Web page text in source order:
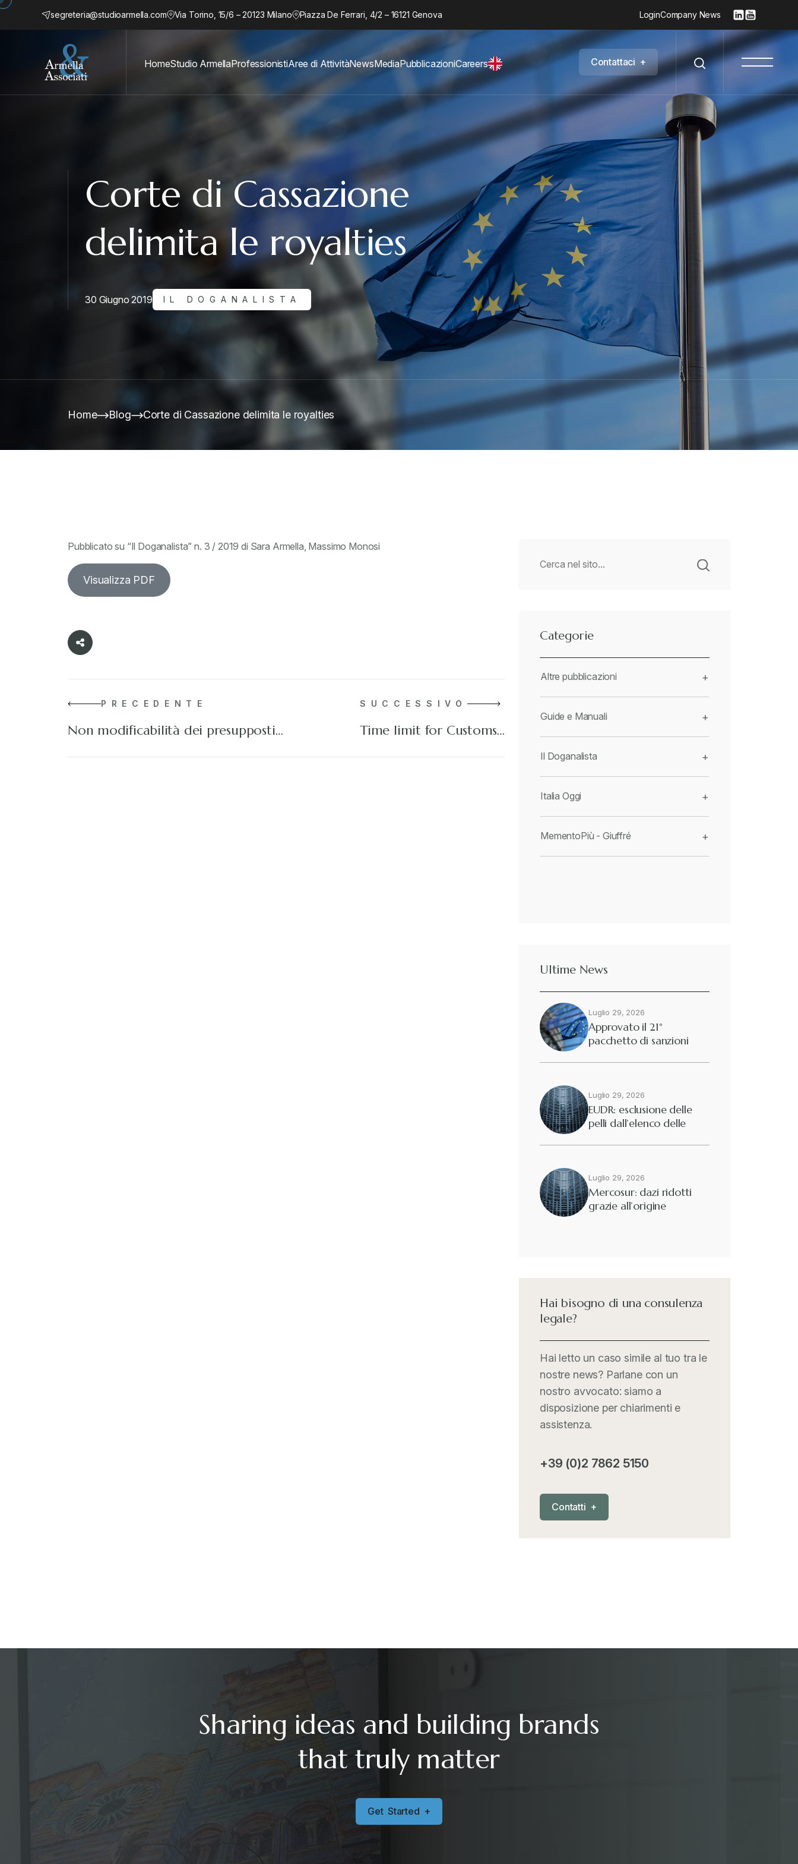
segreteria@studioarmella.com Via Torino, 15/6 – 20123 Milano Piazza De Ferrari, 4/2 – 16121 Genova LoginCompany News
HomeStudio ArmellaProfessionistiAree di AttivitàNewsMediaPubblicazioniCareers Contattaci +
Corte di Cassazione
delimita le royalties
30 Giugno 2019 IL DOGANALISTA
Home Blog Corte di Cassazione delimita le royalties
Pubblicato su “Il Doganalista” n. 3 / 2019 di Sara Armella, Massimo Monosi
Visualizza PDF
PRECEDENTE
Non modificabilità dei presupposti…
SUCCESSIVO
Time limit for Customs…
Categorie
Altre pubblicazioni +
Guide e Manuali +
Il Doganalista +
Italia Oggi +
MementoPiù - Giuffré +
Ultime News
Luglio 29, 2026
Approvato il 21°
pacchetto di sanzioni
Luglio 29, 2026
EUDR: esclusione delle
pelli dall’elenco delle
Luglio 29, 2026
Mercosur: dazi ridotti
grazie all’origine
Hai bisogno di una consulenza
legale?
Hai letto un caso simile al tuo tra le
nostre news? Parlane con un
nostro avvocato: siamo a
disposizione per chiarimenti e
assistenza.
+39 (0)2 7862 5150
Contatti +
Sharing ideas and building brands
that truly matter
Get Started +